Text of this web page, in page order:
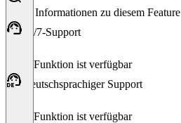
Keine Informationen zu diesem Feature
24/7-Support
Diese Funktion ist verfügbar
Deutschsprachiger Support
Diese Funktion ist verfügbar